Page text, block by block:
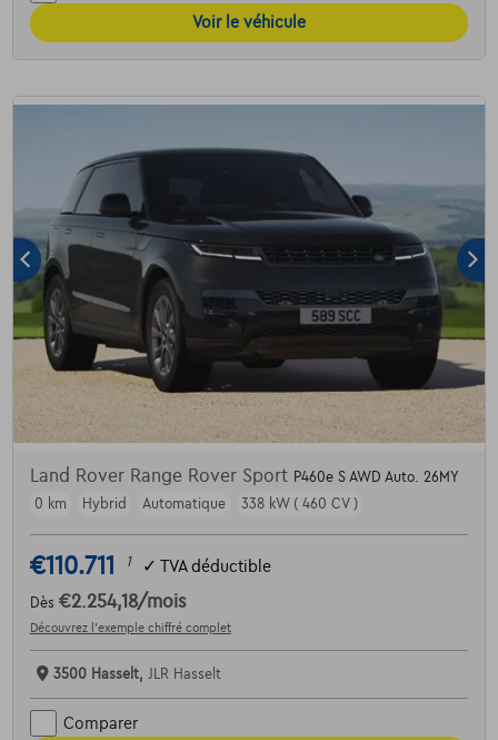
Voir le véhicule
Land Rover Range Rover Sport P460e S AWD Auto. 26MY
0 km
Hybrid Automatique 338 kW ( 460 CV )
€110.711 1 ✓ TVA déductible
Dès €2.254,18/mois
Découvrez l’exemple chiffré complet
3500 Hasselt, JLR Hasselt
Comparer